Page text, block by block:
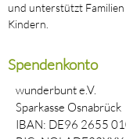
und unterstützt
Kindern.
Spendenkonto
wunderbunt e.V.
Sparkasse Osnabrück
IBAN: DE96 2655